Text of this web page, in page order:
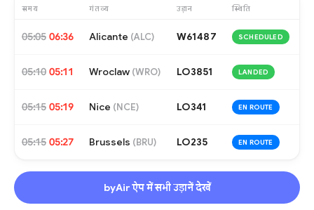
समय गंतव्य उड़ान स्थिति
05:05 06:36 Alicante (ALC) W61487 SCHEDULED
05:10 05:11 Wroclaw (WRO) LO3851 LANDED
05:15 05:19 Nice (NCE) LO341 EN ROUTE
05:15 05:27 Brussels (BRU) LO235 EN ROUTE
byAir ऐप में सभी उड़ानें देखें